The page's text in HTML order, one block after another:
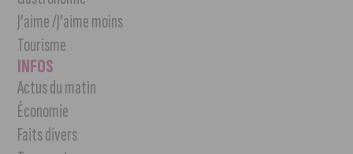
J’aime /J’aime moins
Tourisme
INFOS
Actus du matin
Économie
Faits divers